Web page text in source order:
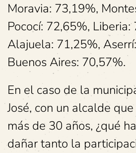
Moravia: 73,19%,
Pococí: 72,65%, Liberia:
Alajuela: 71,25%,
Buenos Aires: 70,57%.
En el caso de la
José, con un alcalde
más de 30 años, ¿qué
dañar tanto la